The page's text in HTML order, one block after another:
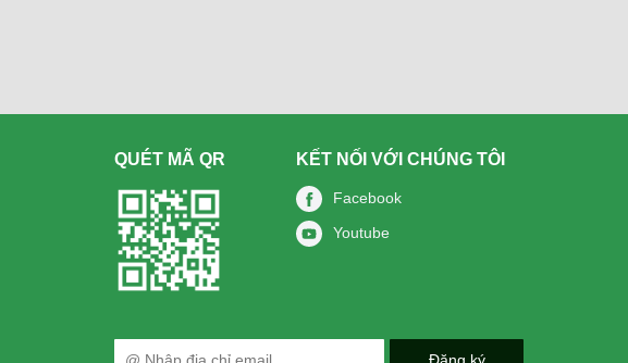
QUÉT MÃ QR KẾT NỐI VỚI CHÚNG TÔI
Facebook
Youtube